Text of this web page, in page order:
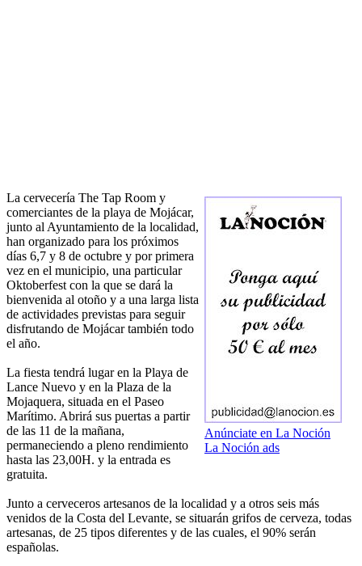
Anúnciate en La Noción
La Noción ads
La cervecería The Tap Room y
comerciantes de la playa de Mojácar,
junto al Ayuntamiento de la localidad,
han organizado para los próximos
días 6,7 y 8 de octubre y por primera
vez en el municipio, una particular
Oktoberfest con la que se dará la
bienvenida al otoño y a una larga lista
de actividades previstas para seguir
disfrutando de Mojácar también todo
el año.
La fiesta tendrá lugar en la Playa de
Lance Nuevo y en la Plaza de la
Mojaquera, situada en el Paseo
Marítimo. Abrirá sus puertas a partir
de las 11 de la mañana,
permaneciendo a pleno rendimiento
hasta las 23,00H. y la entrada es
gratuita.
Junto a cerveceros artesanos de la localidad y a otros seis más
venidos de la Costa del Levante, se situarán grifos de cerveza, todas
artesanas, de 25 tipos diferentes y de las cuales, el 90% serán
españolas.